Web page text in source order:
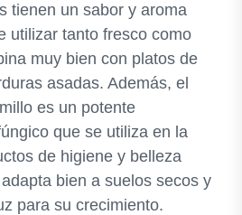
tienen un sabor y aroma
utilizar tanto fresco como
muy bien con platos de
asadas. Además, el
es un potente
que se utiliza en la
de higiene y belleza
bien a suelos secos y
para su crecimiento.